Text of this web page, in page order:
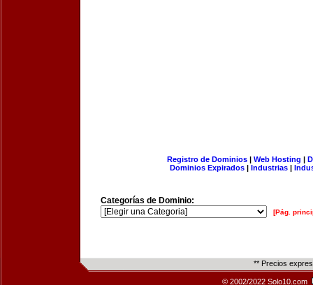
Registro de Dominios| Web Hosting |
Dominios Expirados | Industrias |
Categorías de Dominio:
[Pág.
** Precios
© 2002/2022 Solo10.com